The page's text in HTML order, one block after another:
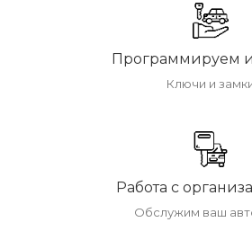
Программируем
Ключи и
Работа с
Обслужим ваш